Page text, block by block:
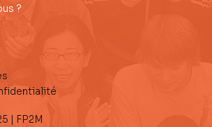
?
| FP2M